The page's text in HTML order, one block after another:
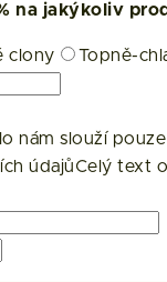
na jakýkoliv
clony
Topně-
nám slouží
údajůCelý text